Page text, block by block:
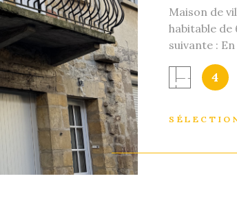
Maison de
habitable de
suivante :
cour
lumineux
salle d'eau
prévoir
financier
4